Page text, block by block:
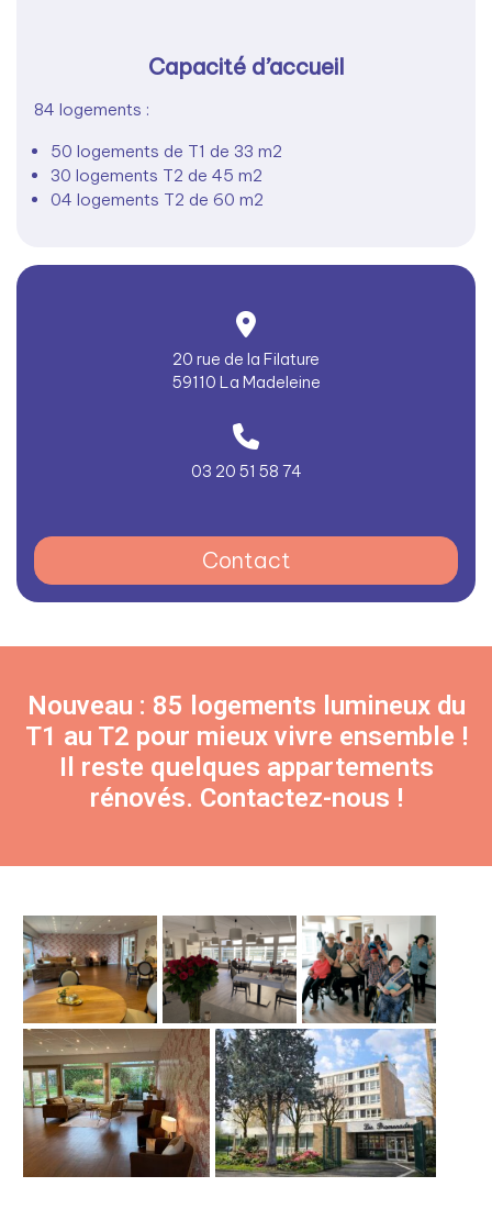
Capacité d’accueil
84 logements :
50 logements de T1 de 33 m2
30 logements T2 de 45 m2
04 logements T2 de 60 m2
20 rue de la Filature
59110 La Madeleine
03 20 51 58 74
Contact
Nouveau : 85 logements lumineux du
T1 au T2 pour mieux vivre ensemble !
Il reste quelques appartements
rénovés. Contactez-nous !